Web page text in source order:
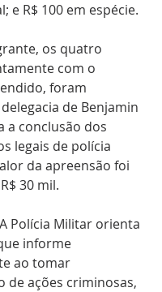
e R$ 100 em espécie.
os quatro
com o
foram
de Benjamin
a conclusão dos
legais de polícia
da apreensão foi
30 mil.
A Polícia Militar orienta
informe
ao tomar
de ações criminosas,